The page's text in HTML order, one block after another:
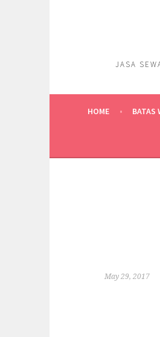
JASA
HOME BATAS
May 29, 2017